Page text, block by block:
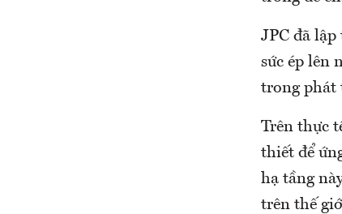
JPC đã
sức ép lên
trong phát
Trên thực
thiết để
hạ tầng
trên thế